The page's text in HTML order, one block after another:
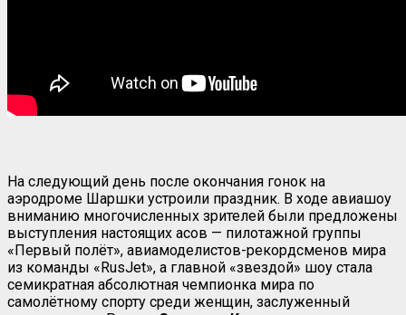
На следующий день после окончания гонок на
аэродроме Шаршки устроили праздник. В ходе авиашоу
вниманию многочисленных зрителей были предложены
выступления настоящих асов — пилотажной группы
«Первый полёт», авиамоделистов-рекордсменов мира
из команды «RusJet», а главной «звездой» шоу стала
семикратная абсолютная чемпионка мира по
самолётному спорту среди женщин, заслуженный